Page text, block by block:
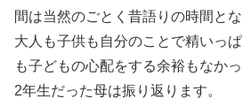
間は当然のごとく昔語りの時間とな
大人も子供も自分のことで精いっ
も子どもの心配をする余裕もなか
2年生だった母は振り返ります。